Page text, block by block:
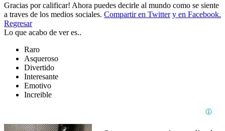
Gracias por calificar! Ahora puedes decirle al mundo como se siente
a traves de los medios sociales. Compartir en Twitter y en Facebook.
Regresar
Lo que acabo de ver es..
Raro
Asqueroso
Divertido
Interesante
Emotivo
Increible